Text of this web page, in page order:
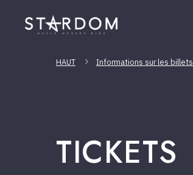
HAUT Informations sur les billets
TICKETS